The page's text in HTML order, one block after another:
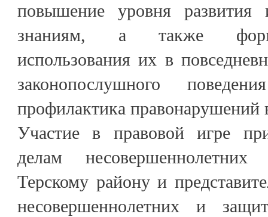
повышение уровня развития
знаниям, а также
использования их в
законопослушного
профилактика правонарушений
Участие в правовой игре
делам
Терскому району и
несовершеннолетних и